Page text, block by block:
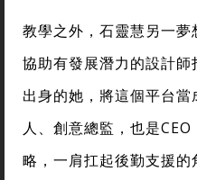
教學之外，石靈慧另一夢
協助有發展潛力的設計
出身的她，將這個平台
人、創意總監，也是
略，一肩扛起後勤支援的